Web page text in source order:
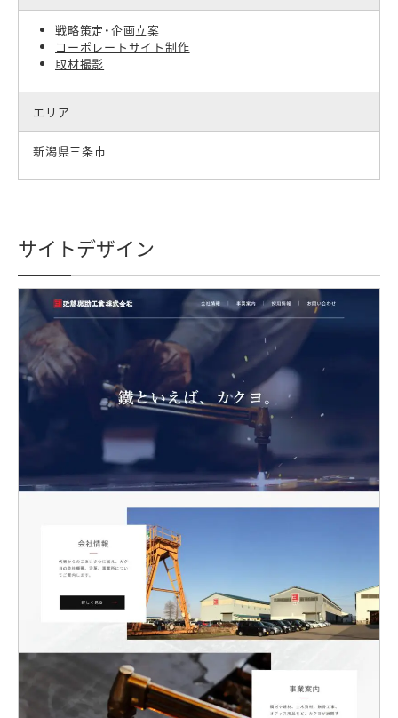
戦略策定・企画立案
コーポレートサイト制作
取材撮影
エリア
新潟県三条市
サイトデザイン